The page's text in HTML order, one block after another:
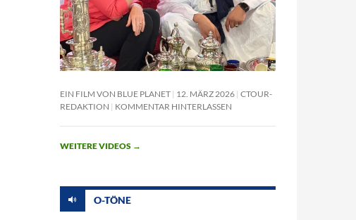
EIN FILM VON BLUE PLANET 12. MÄRZ 2026 CTOUR-
REDAKTION
KOMMENTAR HINTERLASSEN
WEITERE VIDEOS →
O-TÖNE